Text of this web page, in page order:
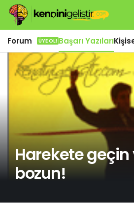
Forum ÜYE OL! Başarı Yazıları
Harekete geçin
bozun!